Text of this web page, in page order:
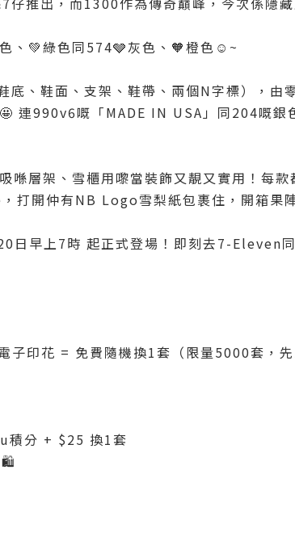
、💚綠色同574🩶灰色、🧡橙色☺️~
、鞋面、支架、鞋帶、兩個N字標），由
連990v6嘅「MADE IN USA」同204嘅銀
喺層架、雪櫃用嚟當裝飾又靚又實用！每
打開仲有NB Logo雪梨紙包裹住，開箱果
日早上7時 起正式登場！即刻去7-Eleven
子印花 = 免費隨機換1套（限量5000套，
積分 + $25 換1套
🛍️